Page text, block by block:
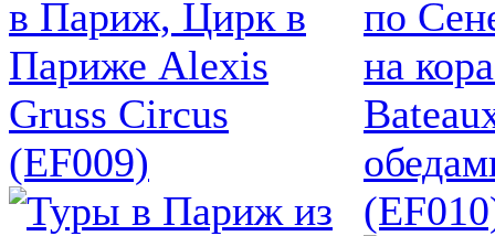
в Париж, Цирк в
Париже Alexis
Gruss Circus
(EF009)
по
на